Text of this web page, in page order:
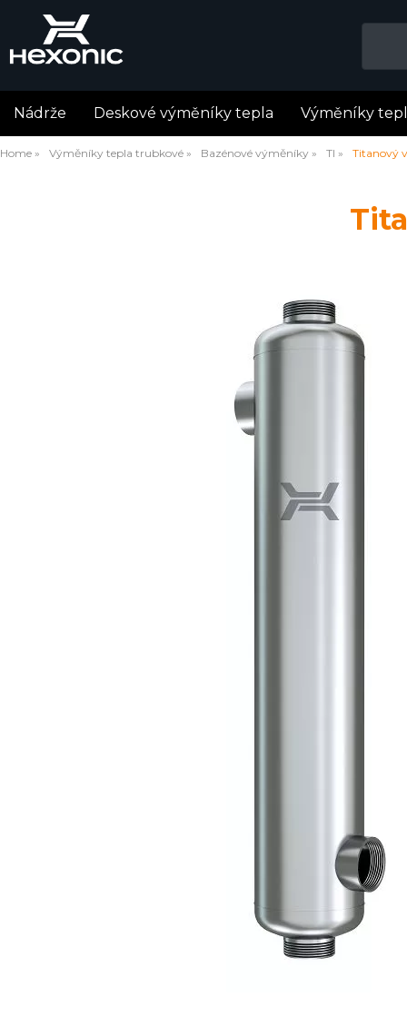
Nádrže Deskové výměníky tepla Výměníky
Home Výměníky tepla trubkové Bazénové výměníky TI Titanový